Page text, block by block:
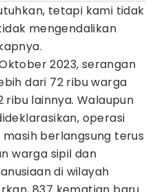
tetapi kami tidak
mengendalikan
2023, serangan
dari 72 ribu warga
ribu lainnya. Walaupun
operasi
berlangsung terus
warga sipil dan
di wilayah